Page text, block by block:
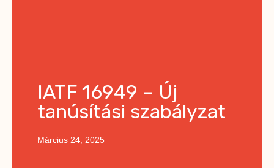
IATF 16949 – Új
tanúsítási szabályzat
Március 24, 2025